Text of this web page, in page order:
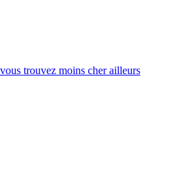
trouvez moins cher ailleurs